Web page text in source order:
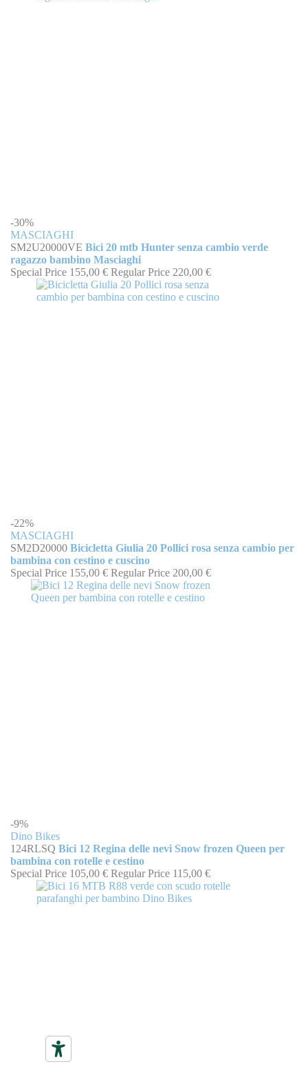
-30%
MASCIAGHI
SM2U20000VE Bici 20 mtb Hunter senza cambio verde
ragazzo bambino Masciaghi
Special Price 155,00 € Regular Price 220,00 €
-22%
MASCIAGHI
SM2D20000 Bicicletta Giulia 20 Pollici rosa senza cambio per
bambina con cestino e cuscino
Special Price 155,00 € Regular Price 200,00 €
-9%
Dino Bikes
124RLSQ Bici 12 Regina delle nevi Snow frozen Queen per
bambina con rotelle e cestino
Special Price 105,00 € Regular Price 115,00 €